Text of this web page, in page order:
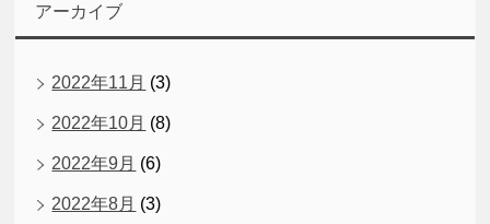
アーカイブ
2022年11月 (3)
2022年10月 (8)
2022年9月 (6)
2022年8月 (3)